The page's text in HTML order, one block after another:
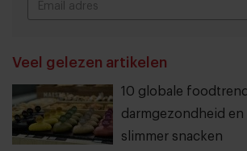
Veel gelezen artikelen
10 globale
darmgezondheid
slimmer snacken